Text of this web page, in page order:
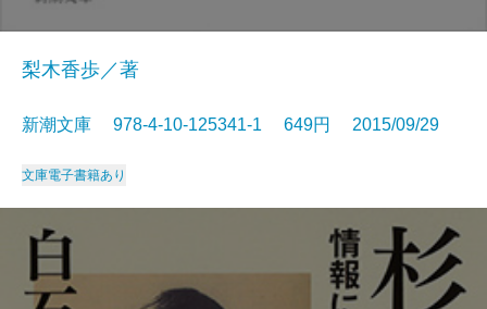
梨木香歩／著
新潮文庫 978-4-10-125341-1 649円 2015/09/29
文庫電子書籍あり